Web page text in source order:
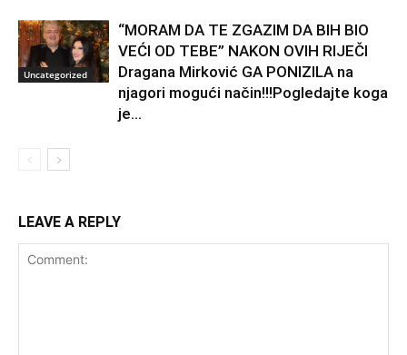
Uncategorized
“MORAM DA TE ZGAZIM DA BIH BIO
VEĆI OD TEBE” NAKON OVIH RIJEČI
Dragana Mirković GA PONIZILA na
njagori mogući način!!!Pogledajte koga
je...
LEAVE A REPLY